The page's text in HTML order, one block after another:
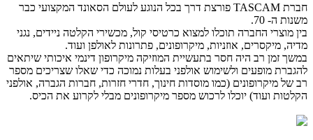
חברת TASCAM פורצת דרך בכל הנוגע לעולם הסאונד המקצועי כבר
משנות ה- 70.
בין מוצרי החברה תוכלו למצוא כרטיסי קול, מכשירי הקלטה ניידים, נגני
מדיה, מיקסרים, אוזניות, מיקרופונים, פתרונות לאולפן ועוד.
במשך זמן רב היה חסר בתעשיית המוזיקה מיקרופון דינמי איכותי שיתאים
להגברת מופעים ולשימוש אולפני בעלות נמוכה כדי שאלו שצריכים מספר
רב של מיקרופונים (כמו מוסדות חינוך, חדרי חזרות, חברות הגברה, אולפני
הקלטות ועוד) יוכלו לרכוש מספר מיקרופונים מבלי לקרוע את הכיס.